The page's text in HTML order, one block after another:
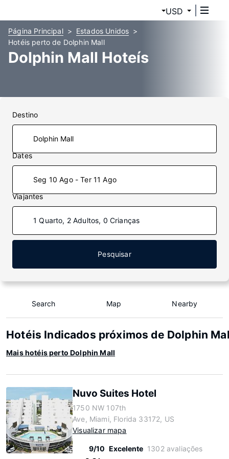
USD
Página Principal
Estados Unidos
Hotéis perto de Dolphin Mall
Dolphin Mall Hoteís
Destino
Dates
Seg 10 Ago - Ter 11 Ago
Viajantes
1 Quarto, 2 Adultos, 0 Crianças
Pesquisar
Search Map Nearby
Hotéis Indicados próximos de Dolphin
Mais hotéis perto Dolphin Mall
Nuvo Suites Hotel
1750 NW 107th
Ave, Miami, Florida 33172, US
Visualizar mapa
9/10 Excelente 1302 avaliações